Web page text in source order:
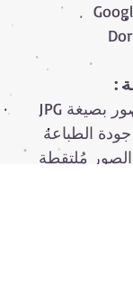
:
لابد من تحميل الصور بصيغة JPG
الطباعة
مُلتقطة